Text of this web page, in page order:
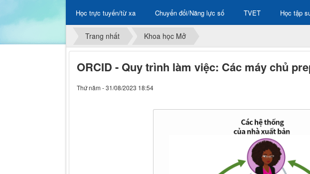
Học trực tuyến/từ xa Chuyển đổi/Năng lực số TVET Học tập
Trang nhất Khoa học Mở
ORCID - Quy trình làm việc: Các máy chủ
Thứ năm - 31/08/2023 18:54